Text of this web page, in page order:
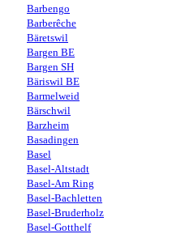
Barbengo
Barberêche
Bäretswil
Bargen BE
Bargen SH
Bäriswil BE
Barmelweid
Bärschwil
Barzheim
Basadingen
Basel
Basel-Altstadt
Basel-Am Ring
Basel-Bachletten
Basel-Bruderholz
Basel-Gotthelf